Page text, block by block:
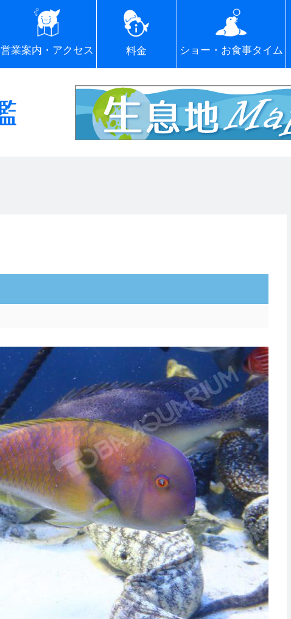
営業案内・アクセス 料金 ショー・お食事タイム